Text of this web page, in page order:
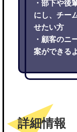
・部下や後
にし、チー
せたい方
・顧客のニ
案ができる
詳細情報